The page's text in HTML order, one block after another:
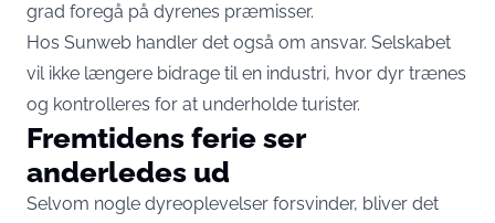
grad foregå på dyrenes præmisser.
Hos Sunweb handler det også om ansvar. Selskabet
vil ikke længere bidrage til en industri, hvor dyr trænes
og kontrolleres for at underholde turister.
Fremtidens ferie ser
anderledes ud
Selvom nogle dyreoplevelser forsvinder, bliver det